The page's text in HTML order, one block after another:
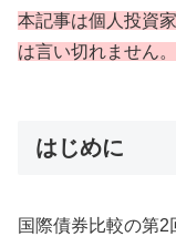
本記事は個人投資
は言い切れません。
はじめに
国際債券比較の第